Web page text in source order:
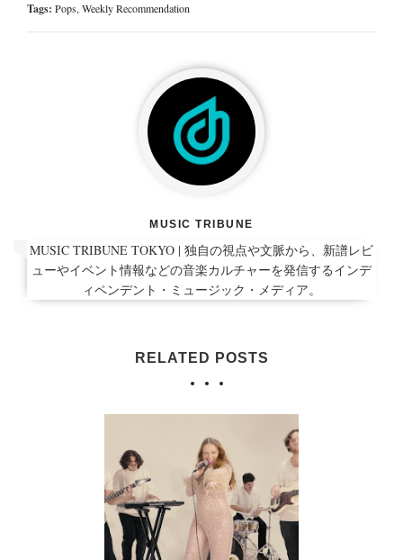
Tags: Pops,Weekly Recommendation
MUSIC TRIBUNE
MUSIC TRIBUNE TOKYO | 独自の視点や文脈から、新譜レビ
ューやイベント情報などの音楽カルチャーを発信するインデ
ィペンデント・ミュージック・メディア。
RELATED POSTS